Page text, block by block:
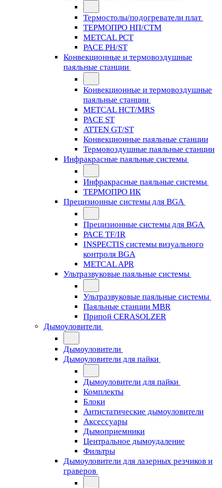
Термостолы/подогреватели плат
ТЕРМОПРО НП/СТМ
METCAL PCT
PACE PH/ST
Конвекционные и термовоздушные
паяльные станции
Конвекционные и термовоздушные
паяльные станции
METCAL HCT/MRS
PACE ST
ATTEN GT/ST
Конвекционные паяльные станции
Термовоздушные паяльные станции
Инфракрасные паяльные системы
Инфракрасные паяльные системы
ТЕРМОПРО ИК
Прецизионные системы для BGA
Прецизионные системы для BGA
PACE TF/IR
INSPECTIS системы визуального
контроля BGA
METCAL APR
Ультразвуковые паяльные системы
Ультразвуковые паяльные системы
Паяльные станции MBR
Припой CERASOLZER
Дымоуловители
Дымоуловители
Дымоуловители для пайки
Дымоуловители для пайки
Комплекты
Блоки
Антистатические дымоуловители
Аксессуары
Дымоприемники
Центральное дымоудаление
Фильтры
Дымоуловители для лазерных резчиков и
граверов